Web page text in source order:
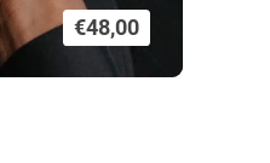
€48,00